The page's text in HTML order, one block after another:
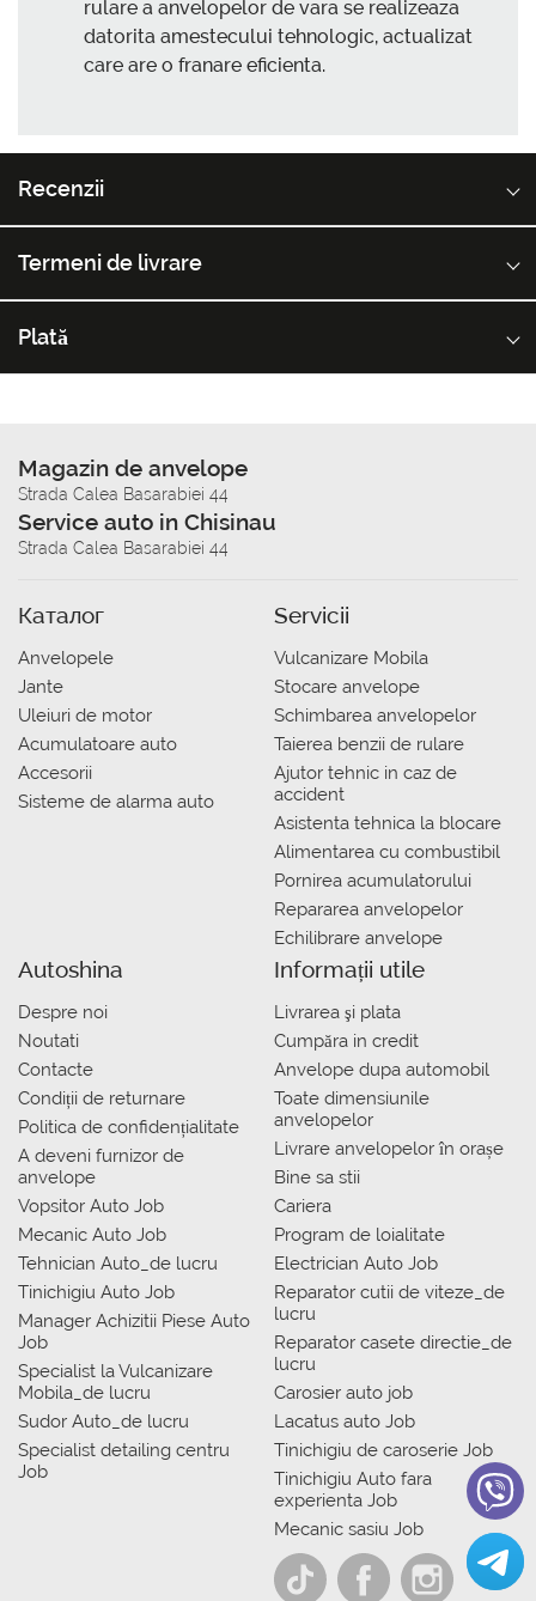
rulare a anvelopelor de vara se realizeaza
datorita amestecului tehnologic, actualizat
care are o franare eficienta.
Recenzii
Termeni de livrare
Plată
Magazin de anvelope
Strada Calea Basarabiei 44
Service auto in Chisinau
Strada Calea Basarabiei 44
Каталог
Anvelopele
Jante
Uleiuri de motor
Acumulatoare auto
Accesorii
Sisteme de alarma auto
Servicii
Vulcanizare Mobila
Stocare anvelope
Schimbarea anvelopelor
Taierea benzii de rulare
Ajutor tehnic in caz de
accident
Asistenta tehnica la blocare
Alimentarea cu combustibil
Pornirea acumulatorului
Repararea anvelopelor
Echilibrare anvelope
Autoshina
Despre noi
Noutati
Contacte
Condiții de returnare
Politica de confidențialitate
A deveni furnizor de
anvelope
Vopsitor Auto Job
Mecanic Auto Job
Tehnician Auto_de lucru
Tinichigiu Auto Job
Manager Achizitii Piese Auto
Job
Specialist la Vulcanizare
Mobila_de lucru
Sudor Auto_de lucru
Specialist detailing centru
Job
Informații utile
Livrarea şi plata
Сumpăra in credit
Anvelope dupa automobil
Toate dimensiunile
anvelopelor
Livrare anvelopelor în orașe
Bine sa stii
Cariera
Program de loialitate
Electrician Auto Job
Reparator cutii de viteze_de
lucru
Reparator casete directie_de
lucru
Carosier auto job
Lacatus auto Job
Tinichigiu de caroserie Job
Tinichigiu Auto fara
experienta Job
Mecanic sasiu Job